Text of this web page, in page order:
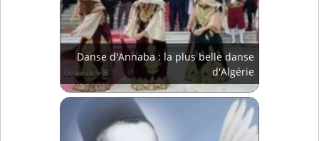
Danse d'Annaba : la plus belle danse
d'Algérie